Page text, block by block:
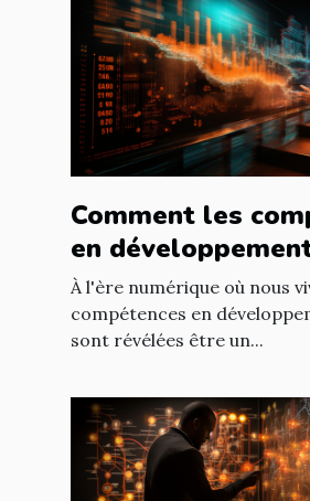
Comment les
en
peuvent
carrière
À l'ère numérique où nous
compétences en
sont révélées être un...